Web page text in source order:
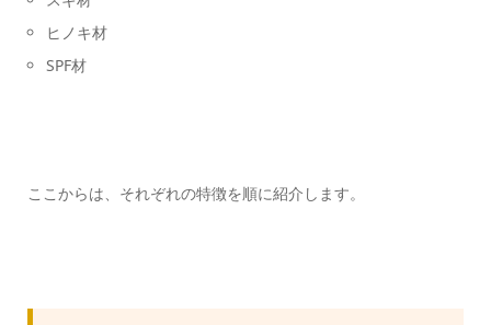
ヒノキ材
SPF材
ここからは、それぞれの特徴を順に紹介します。